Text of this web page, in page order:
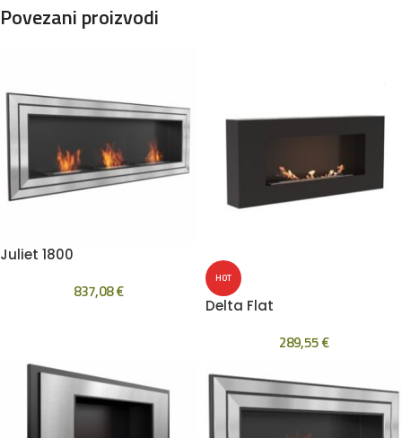
Povezani proizvodi
Juliet 1800
837,08€
HOT
Delta Flat
289,55€